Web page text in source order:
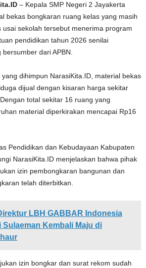
– Kepala SMP Negeri 2 Jayakerta
bekas bongkaran ruang kelas yang masih
usai sekolah tersebut menerima program
pendidikan tahun 2026 senilai
dari APBN.
dihimpun NarasiKita.ID, material bekas
dijual dengan kisaran harga sekitar
total sekitar 16 ruang yang
material diperkirakan mencapai Rp16
Pendidikan dan Kebudayaan Kabupaten
NarasiKita.ID menjelaskan bahwa pihak
izin pembongkaran bangunan dan
telah diterbitkan.
LBH GABBAR Indonesia
Kembali Maju di
izin bongkar dan surat rekom sudah